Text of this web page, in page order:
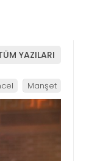
YAZILARI
Manşet